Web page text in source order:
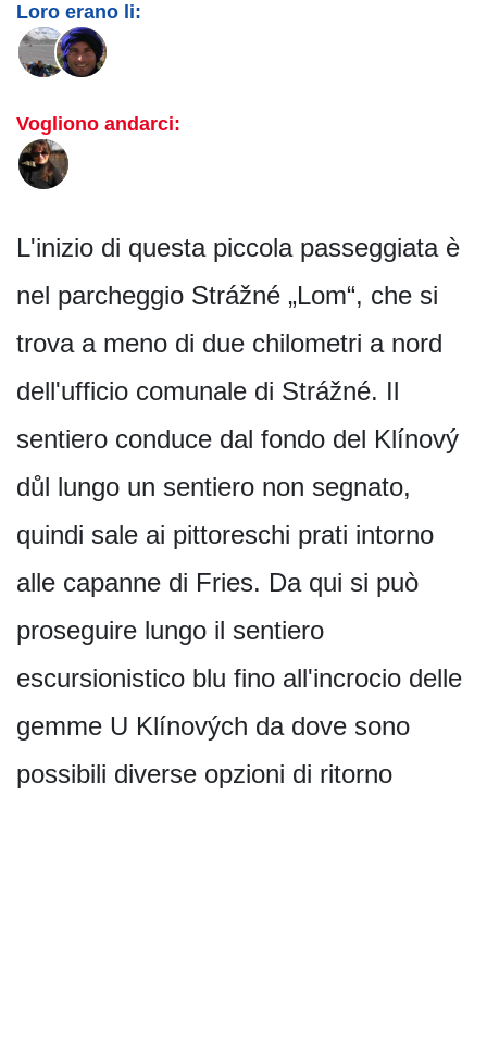
Loro erano li:
Vogliono andarci:
L'inizio di questa piccola passeggiata è
nel parcheggio Strážné „Lom“, che si
trova a meno di due chilometri a nord
dell'ufficio comunale di Strážné. Il
sentiero conduce dal fondo del Klínový
důl lungo un sentiero non segnato,
quindi sale ai pittoreschi prati intorno
alle capanne di Fries. Da qui si può
proseguire lungo il sentiero
escursionistico blu fino all'incrocio delle
gemme U Klínových da dove sono
possibili diverse opzioni di ritorno